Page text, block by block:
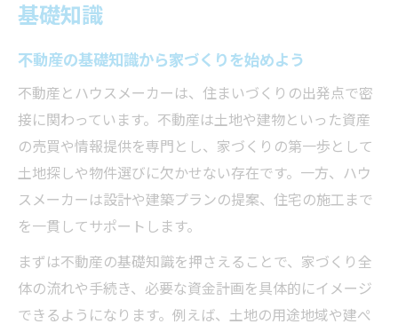
基礎知識
不動産の基礎知識から家づくりを始めよう
不動産とハウスメーカーは、住まいづくりの出発点で密
接に関わっています。不動産は土地や建物といった資産
の売買や情報提供を専門とし、家づくりの第一歩として
土地探しや物件選びに欠かせない存在です。一方、ハウ
スメーカーは設計や建築プランの提案、住宅の施工まで
を一貫してサポートします。
まずは不動産の基礎知識を押さえることで、家づくり全
体の流れや手続き、必要な資金計画を具体的にイメージ
できるようになります。例えば、土地の用途地域や建ぺ